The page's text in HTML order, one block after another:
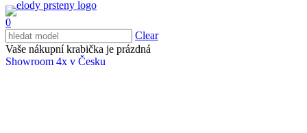
0
Clear
Vaše nákupní krabička je prázdná
Showroom 4x v Česku